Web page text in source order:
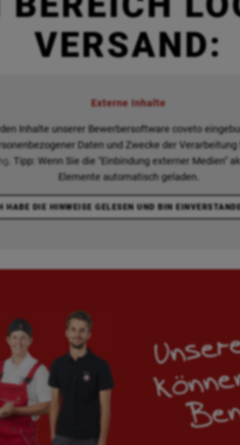
VERSAND:
Externe Inhalte
Inhalte unserer Bewerbersoftware coveto
Daten und Zwecke der
. Tipp: Wenn Sie die "Einbindung externer Medien"
Elemente automatisch geladen.
HABE DIE HINWEISE GELESEN UND BIN